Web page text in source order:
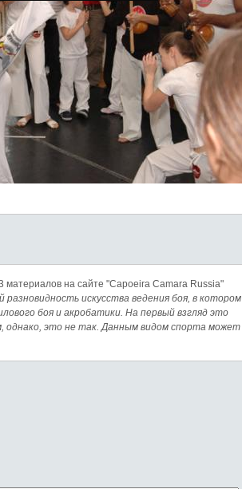
материалов на сайте "Capoeira Camara Russia"
искусства ведения боя, в котором
боя и акробатики. На первый взгляд это
это не так. Данным видом спорта может